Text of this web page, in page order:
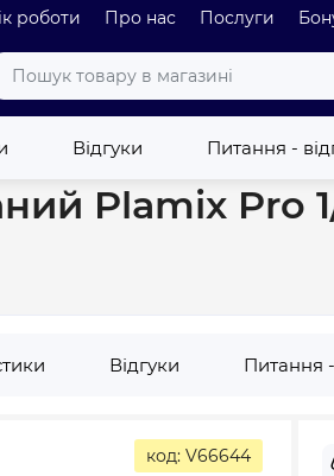
роботи Про нас Послуги
Відгуки Питання -
Plamix Pro 1/2 (бухта 30м) 13bar PLH-
Plamix Pro
Відгуки Питання
код: V66644